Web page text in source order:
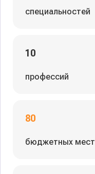
специальностей
10
профессий
80
бюджетных мест